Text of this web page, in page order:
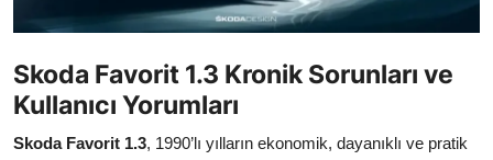
Sürüş & Güvenlik
Lastik & Jant
Yağlar & Sıvılar
Skoda Favorit 1.3 Kronik Sorunları ve
Kullanıcı Yorumları
Skoda Favorit 1.3, 1990’lı yılların ekonomik, dayanıklı ve pratik